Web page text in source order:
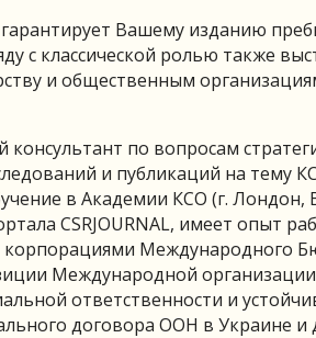
Вашему изданию
с классической ролью также
и общественным
по вопросам
и публикаций на тему
в Академии КСО (г. Лондон,
CSRJOURNAL, имеет опыт
Международного
Международной
ответственности и
договора ООН в Украине и